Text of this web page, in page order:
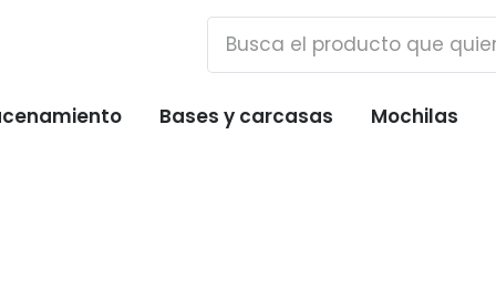
Bases y carcasas Mochilas